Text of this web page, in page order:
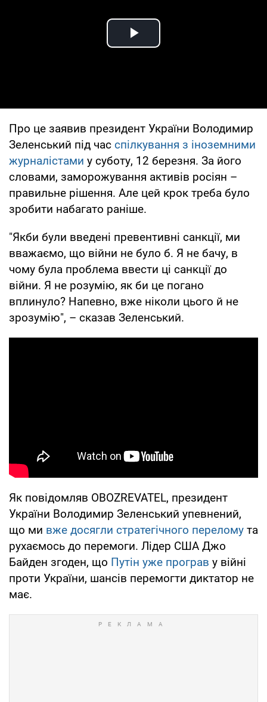
Play Video
Про це заявив президент України Володимир
Зеленський під час спілкування з іноземними
журналістами у суботу, 12 березня. За його
словами, заморожування активів росіян –
правильне рішення. Але цей крок треба було
зробити набагато раніше.
"Якби були введені превентивні санкції, ми
вважаємо, що війни не було б. Я не бачу, в
чому була проблема ввести ці санкції до
війни. Я не розумію, як би це погано
вплинуло? Напевно, вже ніколи цього й не
зрозумію", – сказав Зеленський.
Як повідомляв OBOZREVATEL, президент
України Володимир Зеленський упевнений,
що ми вже досягли стратегічного перелому та
рухаємось до перемоги. Лідер США Джо
Байден згоден, що Путін уже програв у війні
проти України, шансів перемогти диктатор не
має.